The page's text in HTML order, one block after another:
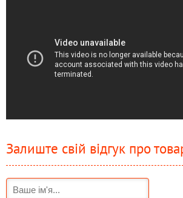
Залиште свій відгук про